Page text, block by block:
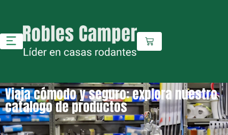
Viaja cómodo y seguro: explora nuestro
catalogo de productos